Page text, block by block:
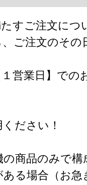
すご注文につ
、ご注文のそ
営業日】での
ださい！
商品のみで構
る場合（お急